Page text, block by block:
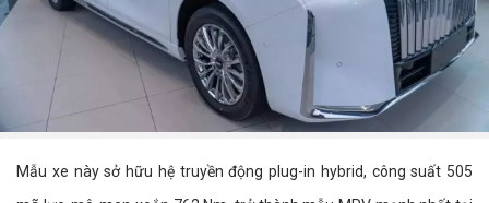
Mẫu xe này sở hữu hệ truyền động plug-in hybrid, công suất 505